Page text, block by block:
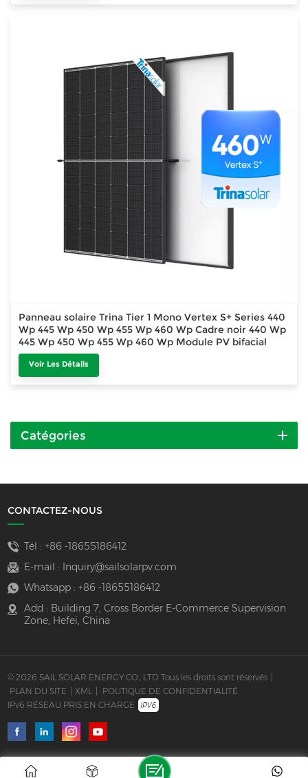
Panneau solaire Trina Tier 1 Mono Vertex S+ Series 440
Wp 445 Wp 450 Wp 455 Wp 460 Wp Cadre noir 440 Wp
445 Wp 450 Wp 455 Wp 460 Wp Module PV bifacial
Module PV bifacial
Voir Les Détails
Catégories
CONTACTEZ-NOUS
Tél : +86 -18655186412
E-mail :
Inquiry@sailsolarpv.com
Whatsapp : +86 -18655186412
Add : Building 7, Cross Border E-Commerce Supervision
Zone, Hefei, China
© 2026 SAIL SOLAR ENERGY CO., LTD Tous les droits sont réservés |
PLAN DU SITE | XML | POLITIQUE DE CONFIDENTIALITÉ
IPv6 RÉSEAU PRIS EN CHARGE